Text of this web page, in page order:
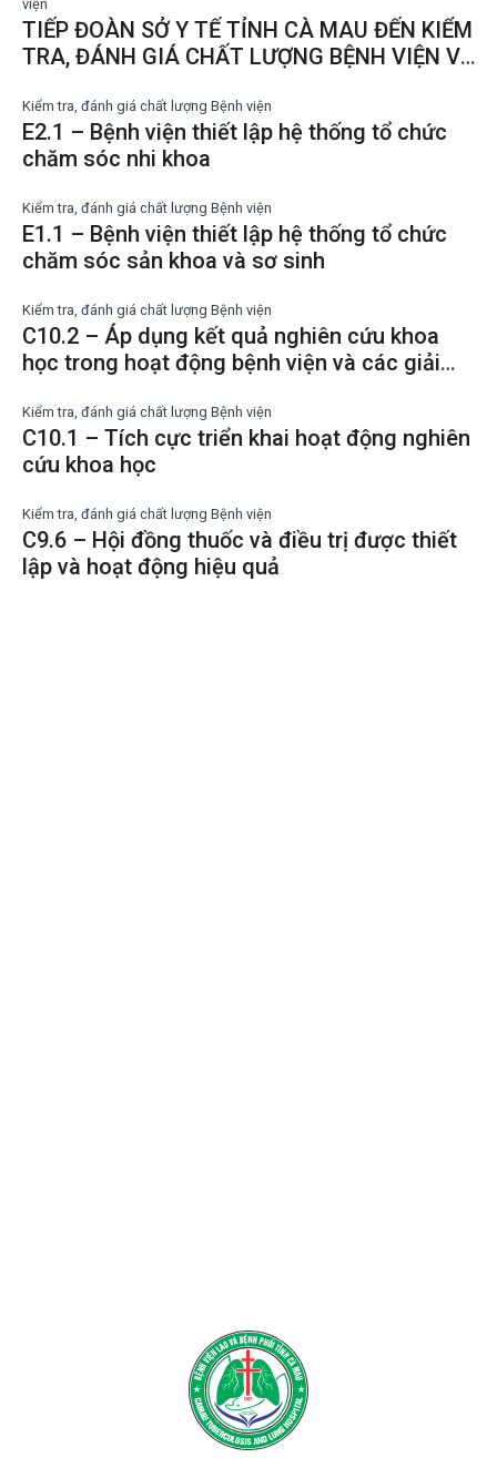
viện
TIẾP ĐOÀN SỞ Y TẾ TỈNH CÀ MAU ĐẾN KIỂM
TRA, ĐÁNH GIÁ CHẤT LƯỢNG BỆNH VIỆN VÀ
NHÂN VIÊN Y TẾ NĂM 2023 TẠI BỆNH VIỆN
LAO VÀ PHỔI TỈNH CÀ MAU
Kiểm tra, đánh giá chất lượng Bệnh viện
E2.1 – Bệnh viện thiết lập hệ thống tổ chức
chăm sóc nhi khoa
Kiểm tra, đánh giá chất lượng Bệnh viện
E1.1 – Bệnh viện thiết lập hệ thống tổ chức
chăm sóc sản khoa và sơ sinh
Kiểm tra, đánh giá chất lượng Bệnh viện
C10.2 – Áp dụng kết quả nghiên cứu khoa
học trong hoạt động bệnh viện và các giải
Kiểm tra, đánh giá chất lượng Bệnh viện
C10.1 – Tích cực triển khai hoạt động nghiên
cứu khoa học
Kiểm tra, đánh giá chất lượng Bệnh viện
C9.6 – Hội đồng thuốc và điều trị được thiết
lập và hoạt động hiệu quả